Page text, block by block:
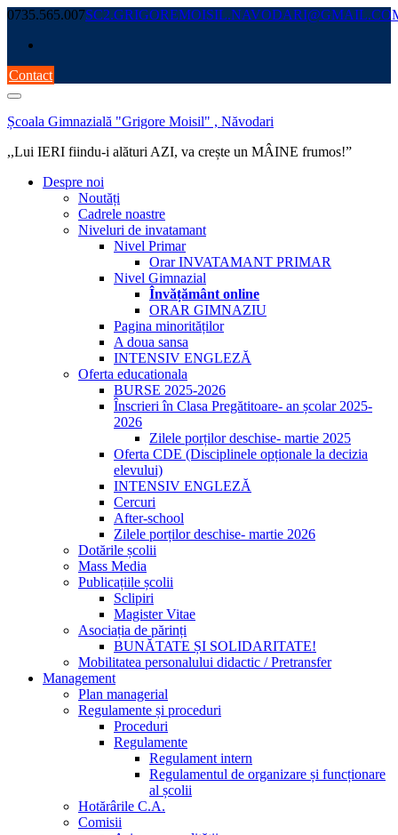
Skip
content
0735.565.007
Contact
Școala Gimnazială "Grigore Moisil" , Năvodari
,,Lui IERI fiindu-i alături AZI, va crește un MÂINE frumos!”
Despre noi
Noutăți
Cadrele noastre
Niveluri de invatamant
Nivel Primar
Orar INVATAMANT PRIMAR
Nivel Gimnazial
Învățământ online
ORAR GIMNAZIU
Pagina minorităților
A doua sansa
INTENSIV ENGLEZĂ
Oferta educationala
BURSE 2025-2026
Înscrieri în Clasa Pregătitoare- an școlar 2025-
2026
Zilele porților deschise- martie 2025
Oferta CDE (Disciplinele opționale la decizia
elevului)
INTENSIV ENGLEZĂ
Cercuri
After-school
Zilele porților deschise- martie 2026
Dotările școlii
Mass Media
Publicațiile școlii
Sclipiri
Magister Vitae
Asociația de părinți
BUNĂTATE ȘI SOLIDARITATE!
Mobilitatea personalului didactic / Pretransfer
Management
Plan managerial
Regulamente și proceduri
Proceduri
Regulamente
Regulament intern
Regulamentul de organizare și funcționare
al școlii
Hotărârile C.A.
Comisii